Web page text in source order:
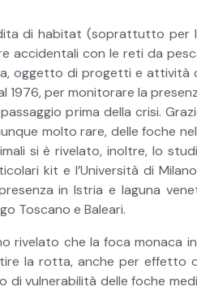
di habitat (soprattutto per
accidentali con le reti da
oggetto di progetti e attività
per monitorare la
prima della crisi.
molto rare, delle foche
si è rivelato, inoltre, lo
kit e l’Università di
in Istria e laguna
Toscano e Baleari.
che la foca monaca
la rotta, anche per effetto
di vulnerabilità delle foche